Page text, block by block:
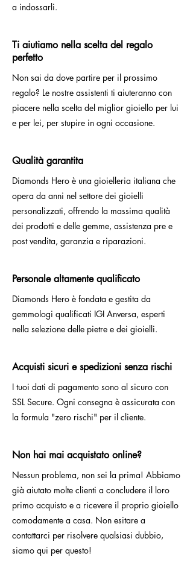
a indossarli.
Ti aiutiamo nella scelta del regalo
perfetto
Non sai da dove partire per il prossimo
regalo? Le nostre assistenti ti aiuteranno con
piacere nella scelta del miglior gioiello per lui
e per lei, per stupire in ogni occasione.
Qualità garantita
Diamonds Hero è una gioielleria italiana che
opera da anni nel settore dei gioielli
personalizzati, offrendo la massima qualità
dei prodotti e delle gemme, assistenza pre e
post vendita, garanzia e riparazioni.
Personale altamente qualificato
Diamonds Hero è fondata e gestita da
gemmologi qualificati IGI Anversa, esperti
nella selezione delle pietre e dei gioielli.
Acquisti sicuri e spedizioni senza rischi
I tuoi dati di pagamento sono al sicuro con
SSL Secure. Ogni consegna è assicurata con
la formula "zero rischi" per il cliente.
Non hai mai acquistato online?
Nessun problema, non sei la prima! Abbiamo
già aiutato molte clienti a concludere il loro
primo acquisto e a ricevere il proprio gioiello
comodamente a casa. Non esitare a
contattarci per risolvere qualsiasi dubbio,
siamo qui per questo!